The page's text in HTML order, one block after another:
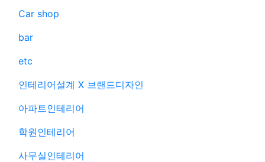
Car shop
bar
etc
인테리어설계 X 브랜드디자인
아파트인테리어
학원인테리어
사무실인테리어